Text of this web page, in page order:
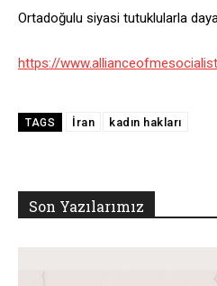
Ortadoğulu siyasi tutuklularla
https://
TAGS İran kadın hakları
Son Yazılarımız